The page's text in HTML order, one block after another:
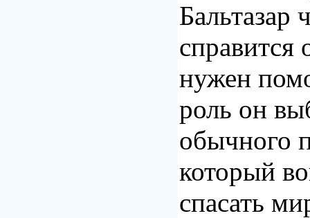
Бальтазар
справится
нужен
роль он
обычного
который
спасать